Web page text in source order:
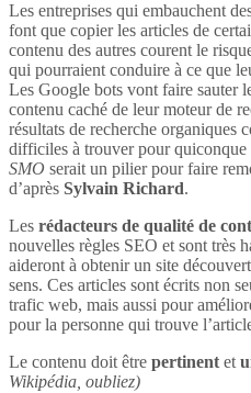
Les entreprises qui embauchent
font que copier les articles de
contenu des autres courent le
qui pourraient conduire à ce que
Les Google bots vont faire sauter
contenu caché de leur moteur de
résultats de recherche organiques
difficiles à trouver pour
SMO serait un pilier pour faire
d’après Sylvain Richard.
Les rédacteurs de qualité de
nouvelles règles SEO et sont très
aideront à obtenir un site
sens. Ces articles sont écrits non
trafic web, mais aussi pour
pour la personne qui trouve
Le contenu doit être pertinent et
Wikipédia, oubliez)